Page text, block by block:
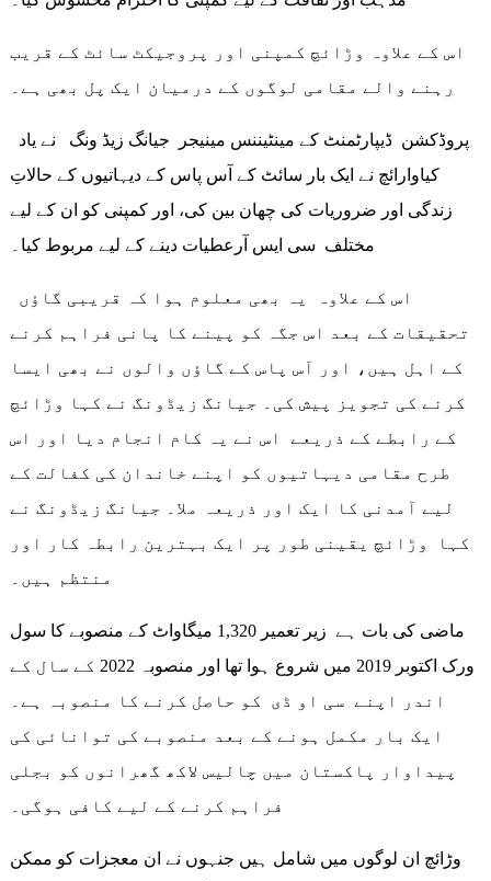
اس کے علاوہ وڑائچ کمپنی اور پروجیکٹ سائٹ کے قریب
رہنے والے مقامی لوگوں کے درمیان ایک پل بھی ہے۔
کیاوارائچ نے ایک بار سائٹ کے آس پاس کے دیہاتیوں کے حالاتِ
زندگی اور ضروریات کی چھان بین کی، اور کمپنی کو ان کے لیے
مختلف سی ایس آرعطیات دینے کے لیے مربوط کیا۔
اس کے علاوہ یہ بھی معلوم ہوا کہ قریبی گاؤں
تحقیقات کے بعد اس جگہ کو پینے کا پانی فراہم کرنے
کے اہل ہیں، اور آس پاس کے گاؤں والوں نے بھی ایسا
کرنے کی تجویز پیش کی۔ جیانگ زیڈونگ نے کہا وڑائچ
کے رابطے کے ذریعے اس نے یہ کام انجام دیا اور اس
طرح مقامی دیہاتیوں کو اپنے خاندان کی کفالت کے
لیے آمدنی کا ایک اور ذریعہ ملا۔ جیانگ زیڈونگ نے
کہا وڑائچ یقینی طور پر ایک بہترین رابطہ کار اور
منتظم ہیں۔
ماضی کی بات ہے زیر تعمیر 1,320 میگاواٹ کے منصوبے کا سول
ورک اکتوبر 2019 میں شروع ہوا تھا اور منصوبہ 2022 کے سال کے
اندر اپنے سی او ڈی کو حاصل کرنے کا منصوبہ ہے۔
ایک بار مکمل ہونے کے بعد منصوبے کی توانائی کی
پیداوار پاکستان میں چالیس لاکھ گھرانوں کو بجلی
فراہم کرنے کے لیے کافی ہوگی۔
وڑائچ ان لوگوں میں شامل ہیں جنہوں نے ان معجزات کو ممکن